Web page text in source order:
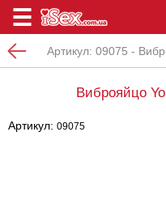
Артикул: 09075 -
Виброяйцо
Артикул: 09075